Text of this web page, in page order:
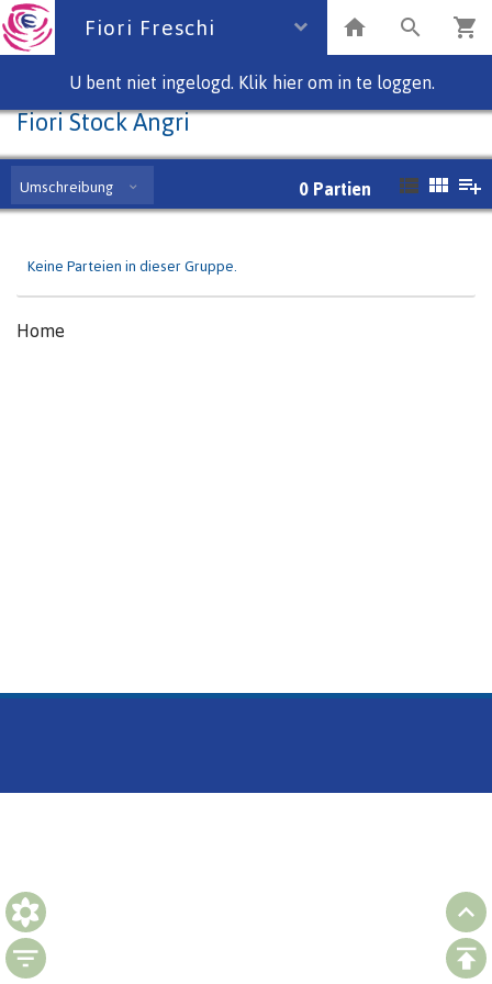
Fiori Freschi
U bent niet ingelogd. Klik hier om in te loggen.
Fiori Stock Angri
Umschreibung 0 Partien
Keine Parteien in dieser Gruppe.
Home